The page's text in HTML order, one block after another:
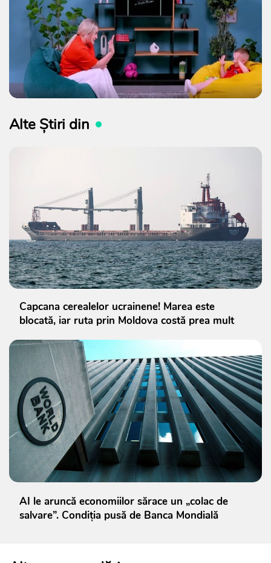
Alte Știri din
Capcana cerealelor ucrainene! Marea este
blocată, iar ruta prin Moldova costă prea mult
AI le aruncă economiilor sărace un „colac de
salvare”. Condiția pusă de Banca Mondială